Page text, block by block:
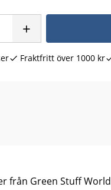
+
Fraktfritt över 1000 kr
från Green Stuff World